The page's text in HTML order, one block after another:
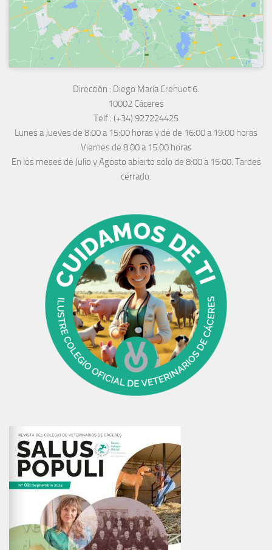
Dirección : Diego María Crehuet 6.
10002 Cáceres
Telf : (+34) 927224425
Lunes a Jueves de 8:00 a 15:00 horas y de de 16:00 a 19:00 horas
Viernes de 8:00 a 15:00 horas
En los meses de Julio y Agosto abierto solo de 8:00 a 15:00. Tardes
cerrado.